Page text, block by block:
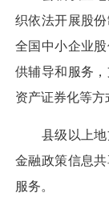
织依法开展股
全国中小企业
供辅导和服务
资产证券化等方
县级以上地
金融政策信息
服务。